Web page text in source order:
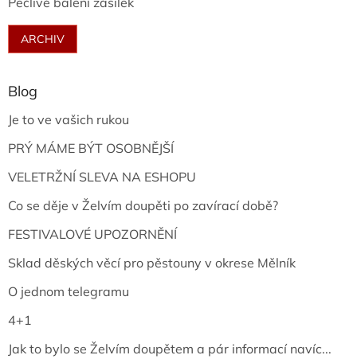
ARCHIV
Blog
Je to ve vašich rukou
PRÝ MÁME BÝT OSOBNĚJŠÍ
VELETRŽNÍ SLEVA NA ESHOPU
Co se děje v Želvím doupěti po zavírací době?
FESTIVALOVÉ UPOZORNĚNÍ
Sklad děských věcí pro pěstouny v okrese Mělník
O jednom telegramu
4+1
Jak to bylo se Želvím doupětem a pár informací navíc...